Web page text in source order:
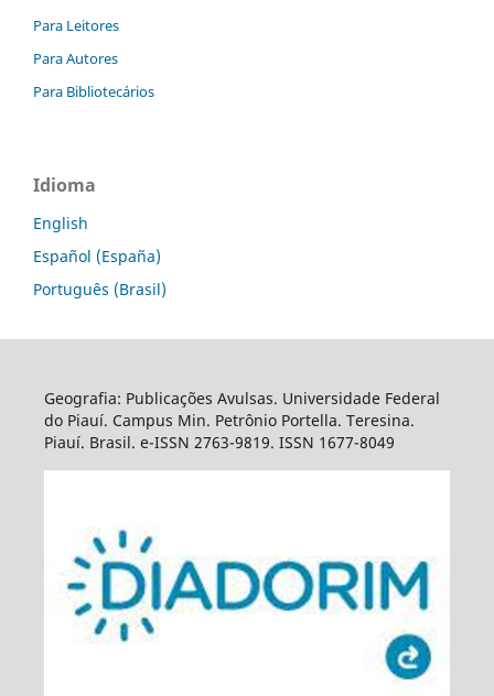
Para Leitores
Para Autores
Para Bibliotecários
Idioma
English
Español (España)
Português (Brasil)
Geografia: Publicações Avulsas. Universidade Federal
do Piauí. Campus Min. Petrônio Portella. Teresina.
Piauí. Brasil. e-ISSN 2763-9819. ISSN 1677-8049